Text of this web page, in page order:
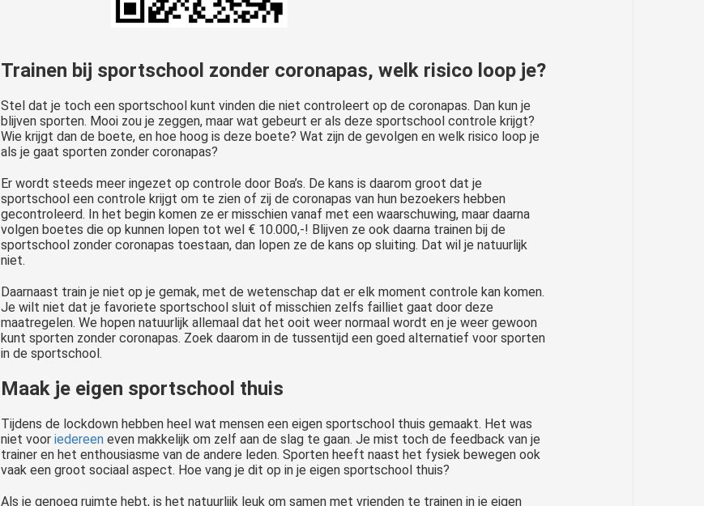
Trainen bij sportschool zonder coronapas, welk risico loop je?
Stel dat je toch een sportschool kunt vinden die niet controleert op de coronapas. Dan kun je
blijven sporten. Mooi zou je zeggen, maar wat gebeurt er als deze sportschool controle krijgt?
Wie krijgt dan de boete, en hoe hoog is deze boete? Wat zijn de gevolgen en welk risico loop je
als je gaat sporten zonder coronapas?
Er wordt steeds meer ingezet op controle door Boa’s. De kans is daarom groot dat je
sportschool een controle krijgt om te zien of zij de coronapas van hun bezoekers hebben
gecontroleerd. In het begin komen ze er misschien vanaf met een waarschuwing, maar daarna
volgen boetes die op kunnen lopen tot wel € 10.000,-! Blijven ze ook daarna trainen bij de
sportschool zonder coronapas toestaan, dan lopen ze de kans op sluiting. Dat wil je natuurlijk
niet.
Daarnaast train je niet op je gemak, met de wetenschap dat er elk moment controle kan komen.
Je wilt niet dat je favoriete sportschool sluit of misschien zelfs failliet gaat door deze
maatregelen. We hopen natuurlijk allemaal dat het ooit weer normaal wordt en je weer gewoon
kunt sporten zonder coronapas. Zoek daarom in de tussentijd een goed alternatief voor sporten
in de sportschool.
Maak je eigen sportschool thuis
Tijdens de lockdown hebben heel wat mensen een eigen sportschool thuis gemaakt. Het was
niet voor iedereen even makkelijk om zelf aan de slag te gaan. Je mist toch de feedback van je
trainer en het enthousiasme van de andere leden. Sporten heeft naast het fysiek bewegen ook
vaak een groot sociaal aspect. Hoe vang je dit op in je eigen sportschool thuis?
Als je genoeg ruimte hebt, is het natuurlijk leuk om samen met vrienden te trainen in je eigen